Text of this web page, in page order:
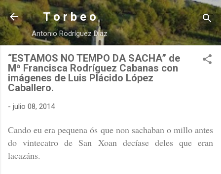
Ir al contenido principal
T o r b e o
Antonio Rodríguez Díaz
“ESTAMOS NO TEMPO DA SACHA” de
Mª Francisca Rodríguez Cabanas con
imágenes de Luis Plácido López
Caballero.
- julio 08, 2014
Cando eu era pequena ós que non sachaban o millo antes
do vintecatro de San Xoan decíase deles que eran
lacazáns.